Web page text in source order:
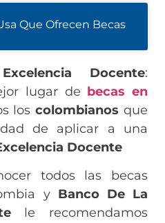
Que Ofrecen Becas
Docente:
lugar de becas en
loscolombianos que
de aplicar a una
Docente
todos las becas
y Banco De La
le recomendamos